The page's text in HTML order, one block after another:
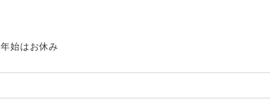
始はお休み
定